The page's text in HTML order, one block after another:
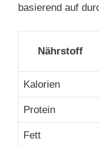
basierend auf
Nährstoff
Kalorien
Protein
Fett